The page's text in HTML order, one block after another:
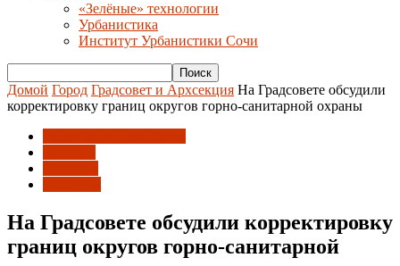
«Зелёные» технологии
Урбанистика
Институт Урбанистики Сочи
Домой Город Градсовет и Архсекция На Градсовете обсудили
корректировку границ округов горно-санитарной охраны
На Градсовете обсудили корректировку
границ округов горно-санитарной